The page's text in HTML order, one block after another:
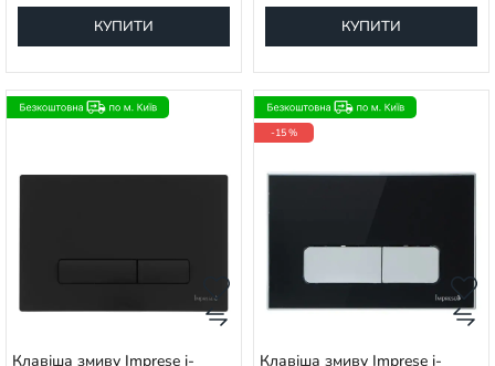
КУПИТИ КУПИТИ
Клавіша змиву Imprese i-
-15 %
Клавіша змиву Imprese i-